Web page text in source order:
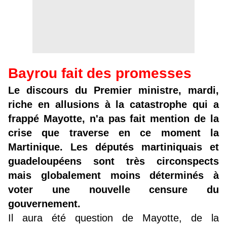
Bayrou fait des promesses
Le discours du Premier ministre, mardi,
riche en allusions à la catastrophe qui a
frappé Mayotte, n'a pas fait mention de la
crise que traverse en ce moment la
Martinique. Les députés martiniquais et
guadeloupéens sont très circonspects
mais globalement moins déterminés à
voter une nouvelle censure du
gouvernement.
Il aura été question de Mayotte, de la